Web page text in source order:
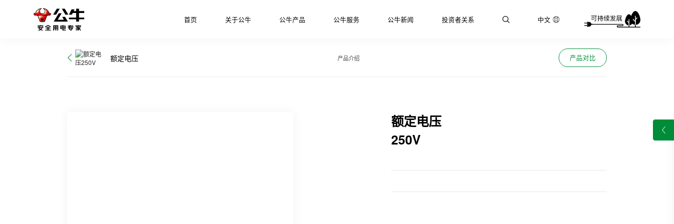
首页 关于公牛 公牛产品 公牛服务 公牛新闻 投资者关系 中文
额定电压 产品介绍 产品对比
额定电压
250V